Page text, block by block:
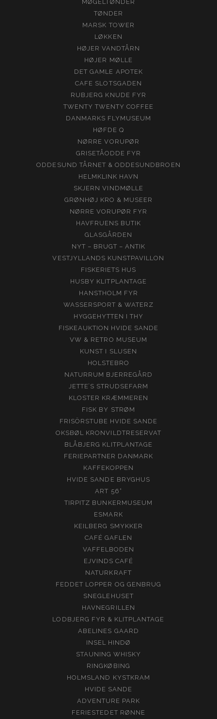
MØGELTØNDER
TØNDER
MARSK TOWER
LØKKEN
HØJER VANDTÅRN
HØJER MØLLE
DET GAMLE APOTEK
CAFE SLOTSGADEN
RUBJERG KNUDE FYR
TWENTY TWENTY COFFEE
DANMARKS FLYMUSEUM
HØFDE Q
NØRRE VORUPØR
GRISETÅODDE FYR
ODDESUND TÅRNET & ODDESUNDBROEN
HELMKLINK HAVN
SKJERN VINDMØLLE
GRØNHØJ KRO & MUSEER
NØRRE VORUPØR FYR
HAVFRUENS BUTIK
GLASGÅRDEN
NYT – BRUGT – ANTIK
VESTJYLLANDS KUNSTPAVILLON
FISKERIETS HUS
HUSBY KLITPLANTAGE
HANSTHOLM FYR
WASSERSPORT & WATERZ
HYGGEHYTTEN I THY
FISKEAUKTION HVIDE SANDE
VW & RETRO MUSEUM
KUNST I SLUSEN
HOLSTEBRO
NATURRUM BJERREGÅRD
JETTE’S STRUDSEFARM
KLOSTER KRÆMMEREN
FISK BY STRØM
FRISÖRSTUBE HVIDE SANDE
OKSBØL KRONVILDTRESERVAT
BLÅBJERG KLITPLANTAGE
FERIEPARTNER DANMARK
KAFFEKOPPEN
HVIDE SANDE BRYGHUS
ART 56°
TIRPITZ BUNKERMUSEUM
ESMARK
KEILBERG SMYKKER
CAFÉ GAFLEN
VAFFELBODEN
EJVINDS CAFÉ
NATURKRAFT
FEDDET LOPPER OG GENBRUG
SNEGLEHUSET
HAVNEGRILLEN
LODBJERG FYR & KLITPLANTAGE
ABELINES GAARD
INSEL HINDØ
STAUNING WHISKY
RINGKØBING
HOLMSLAND KYSTKRAM
HVIDE SANDE
ADVENTURE PARK
FERIESTEDET RØNNE